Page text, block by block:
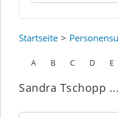
Startseite
A B C D E
Sandra Tschopp